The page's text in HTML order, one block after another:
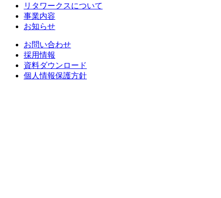
リタワークスについて
事業内容
お知らせ
お問い合わせ
採用情報
資料ダウンロード
個人情報保護方針